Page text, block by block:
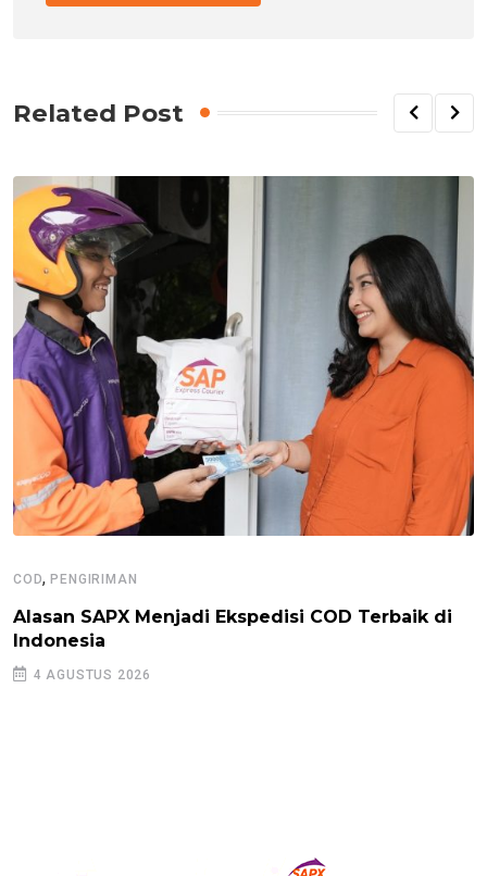
Related Post
COD,PENGIRIMAN
Alasan SAPX Menjadi Ekspedisi COD Terbaik di
Indonesia
4 AGUSTUS 2026